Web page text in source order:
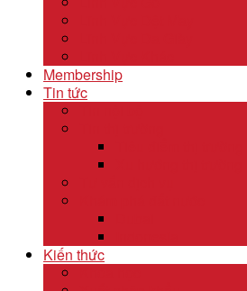
Membership
Tin tức
Kiến thức